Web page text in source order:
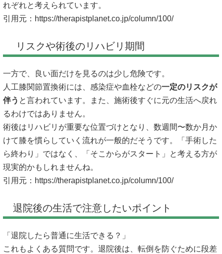
れぞれと考えられています。
引用元： https://therapistplanet.co.jp/column/100/
リスクや術後のリハビリ期間
一方で、良い面だけを見るのは少し危険です。
人工膝関節置換術には、感染症や血栓などの一定のリスクが
伴う と言われています。また、施術後すぐに元の生活へ戻れ
るわけではありません。
術後はリハビリが重要な位置づけとなり、数週間〜数か月か
けて膝を慣らしていく流れが一般的だそうです。「手術した
ら終わり」ではなく、「そこからがスタート」と考える方が
現実的かもしれませんね。
引用元： https://therapistplanet.co.jp/column/100/
退院後の生活で注意したいポイント
「退院したら普通に生活できる？」
これもよくある質問です。退院後は、転倒を防ぐために段差